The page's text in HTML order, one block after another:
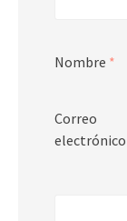
Nombre *
Correo
electrónico